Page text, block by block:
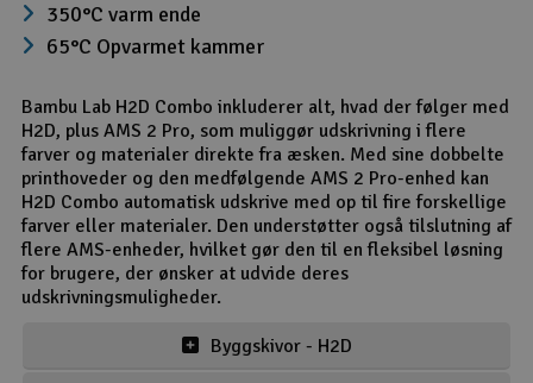
Værktøj, udstyr og tilbehør
Gavekort
350°C varm ende
65°C Opvarmet kammer
Bambu Lab H2D Combo inkluderer alt, hvad der følger med
H2D, plus AMS 2 Pro, som muliggør udskrivning i flere
farver og materialer direkte fra æsken. Med sine dobbelte
printhoveder og den medfølgende AMS 2 Pro-enhed kan
H2D Combo automatisk udskrive med op til fire forskellige
farver eller materialer. Den understøtter også tilslutning af
flere AMS-enheder, hvilket gør den til en fleksibel løsning
for brugere, der ønsker at udvide deres
udskrivningsmuligheder.
Byggskivor - H2D